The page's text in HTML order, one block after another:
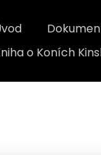
o Koních